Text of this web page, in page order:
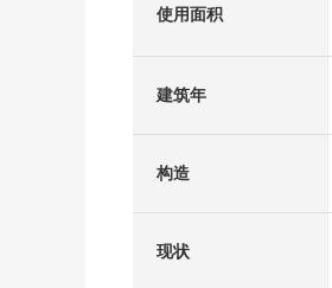
使用面积
建筑年
构造
现状